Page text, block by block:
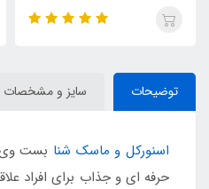
توضیحات سایز و مشخصات
اسنورکل و ماسک شنا
حرفه ای و جذاب برای افراد